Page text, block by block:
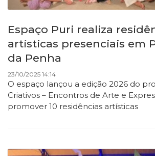
Espaço Puri realiza
artísticas presenciais em
da Penha
23/10/2025 14:14
O espaço lançou a edição 2026 do
Criativos – Encontros de Arte e
promover 10 residências artísticas